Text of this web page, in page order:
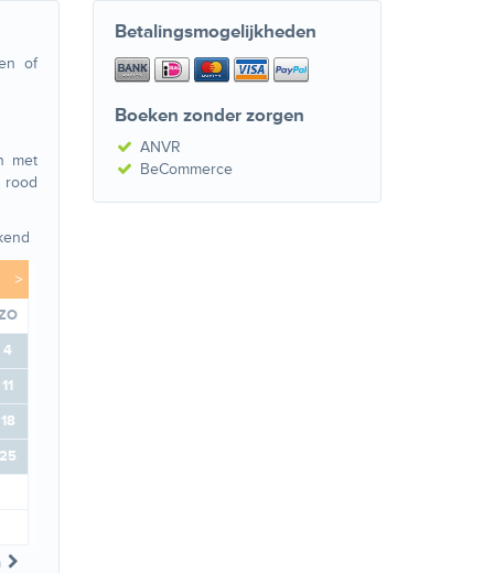
of
met
>
4
11
18
25
Betalingsmogelijkheden
Boeken zonder zorgen
ANVR
BeCommerce